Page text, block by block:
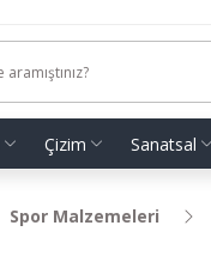
Çizim Sanatsal
Spor Malzemeleri